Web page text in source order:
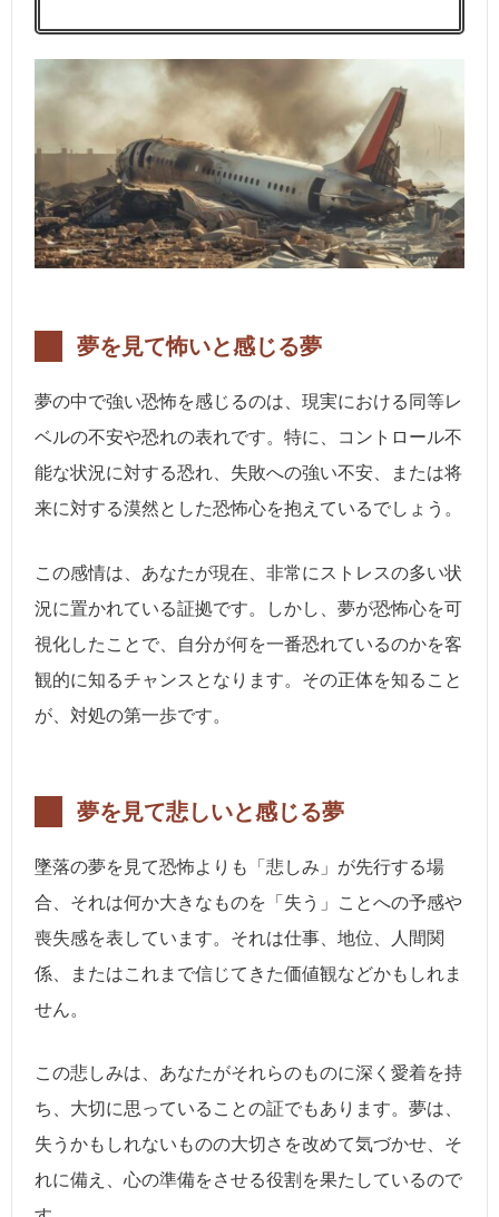
夢を見て怖いと感じる夢
夢の中で強い恐怖を感じるのは、現実における同等レ
ベルの不安や恐れの表れです。特に、コントロール不
能な状況に対する恐れ、失敗への強い不安、または将
来に対する漠然とした恐怖心を抱えているでしょう。
この感情は、あなたが現在、非常にストレスの多い状
況に置かれている証拠です。しかし、夢が恐怖心を可
視化したことで、自分が何を一番恐れているのかを客
観的に知るチャンスとなります。その正体を知ること
が、対処の第一歩です。
夢を見て悲しいと感じる夢
墜落の夢を見て恐怖よりも「悲しみ」が先行する場
合、それは何か大きなものを「失う」ことへの予感や
喪失感を表しています。それは仕事、地位、人間関
係、またはこれまで信じてきた価値観などかもしれま
せん。
この悲しみは、あなたがそれらのものに深く愛着を持
ち、大切に思っていることの証でもあります。夢は、
失うかもしれないものの大切さを改めて気づかせ、そ
れに備え、心の準備をさせる役割を果たしているので